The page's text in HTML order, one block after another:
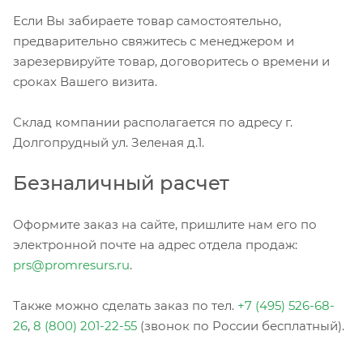
Если Вы забираете товар самостоятельно,
предварительно свяжитесь с менеджером и
зарезервируйте товар, договоритесь о времени и
сроках Вашего визита.
Склад компании располагается по адресу г.
Долгопрудный ул. Зеленая д.1.
Безналичный расчет
Оформите заказ на сайте, пришлите нам его по
электронной почте на адрес отдела продаж:
prs@promresurs.ru.
Также можно сделать заказ по тел. +7 (495) 526-68-
26, 8 (800) 201-22-55 (звонок по России бесплатный).